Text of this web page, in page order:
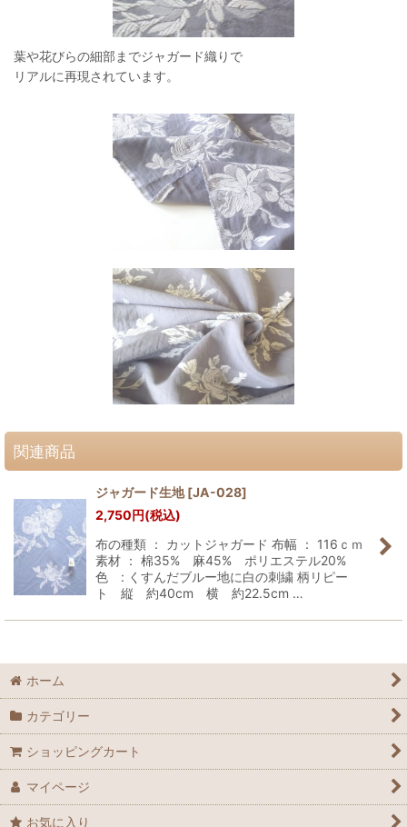
葉や花びらの細部までジャガード織りで
リアルに再現されています。
関連商品
ジャガード生地 [JA-028]
2,750円(税込)
布の種類 ： カットジャガード 布幅 ： 116ｃｍ
素材 ： 棉35% 麻45% ポリエステル20%
色 : くすんだブルー地に白の刺繍 柄リピー
ト 縦 約40cm 横 約22.5cm …
ホーム
カテゴリー
ショッピングカート
マイページ
お気に入り